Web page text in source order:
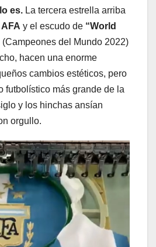
es. La tercera estrella arriba
AFA y el escudo de “World
(Campeones del Mundo 2022)
hacen una enorme
cambios estéticos, pero
futbolístico más grande de la
y los hinchas ansían
orgullo.